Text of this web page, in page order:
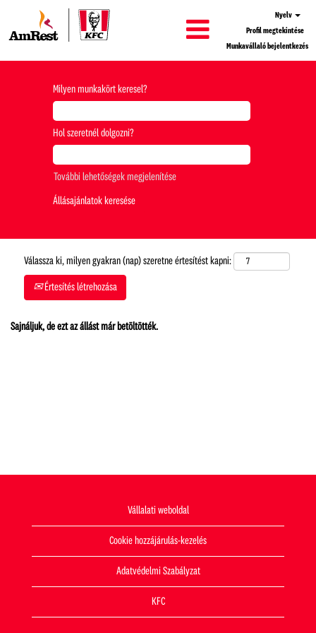
Nyelv
Profil megtekintése
Munkavállaló bejelentkezés
Milyen munkakört keresel?
Hol szeretnél dolgozni?
További lehetőségek megjelenítése
Válassza ki, milyen gyakran (nap) szeretne értesítést kapni:
Értesítés létrehozása
Sajnáljuk, de ezt az állást már betöltötték.
Vállalati weboldal
Cookie hozzájárulás-kezelés
Adatvédelmi Szabályzat
KFC